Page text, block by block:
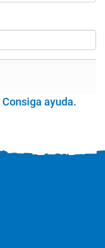
Consiga ayuda.